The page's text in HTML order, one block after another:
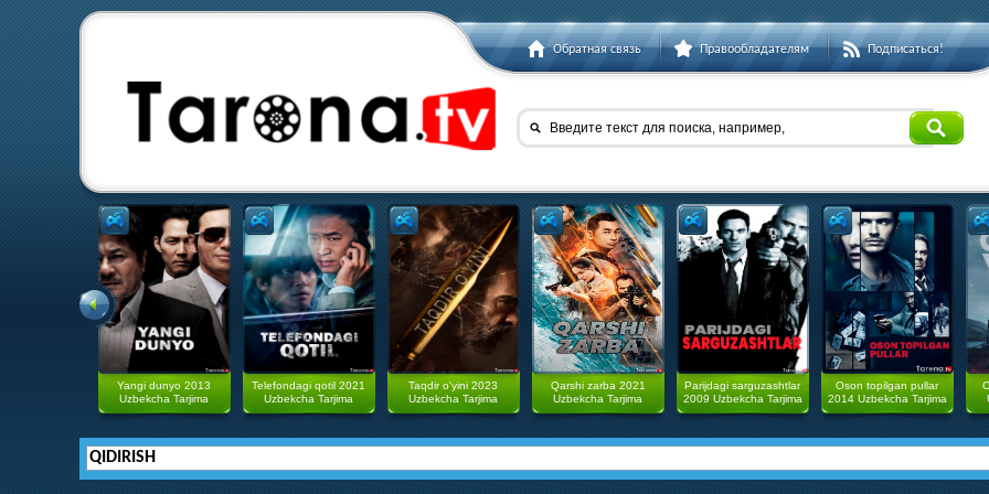
Обратная связь Правообладателям Подписаться!
Введите текст для поиска, например,
Yangi dunyo 2013
Uzbekcha Tarjima
Telefondagi qotil 2021
Uzbekcha Tarjima
Taqdir o'yini 2023
Uzbekcha Tarjima
Qarshi zarba 2021
Uzbekcha Tarjima
Parijdagi sarguzashtlar
2009 Uzbekcha Tarjima
Oson topilgan pullar
2014 Uzbekcha Tarjima